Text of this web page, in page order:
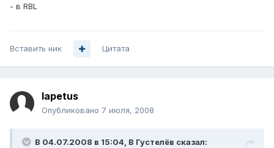
- в RBL
Вставить ник Цитата
Iapetus
Опубликовано 7 июля, 2008
В 04.07.2008 в 15:04, В Густелёв сказал: